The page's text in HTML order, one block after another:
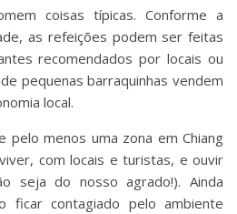
coisas típicas. Conforme a
as refeições podem ser feitas
recomendados por locais ou
pequenas barraquinhas vendem
local.
pelo menos uma zona em Chiang
com locais e turistas, e ouvir
seja do nosso agrado!). Ainda
ficar contagiado pelo ambiente